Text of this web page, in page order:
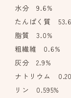
水分 9.6%
たんぱく質
脂質 3.0%
粗繊維 0.6%
灰分 2.9%
ナトリウム
リン 0.595%